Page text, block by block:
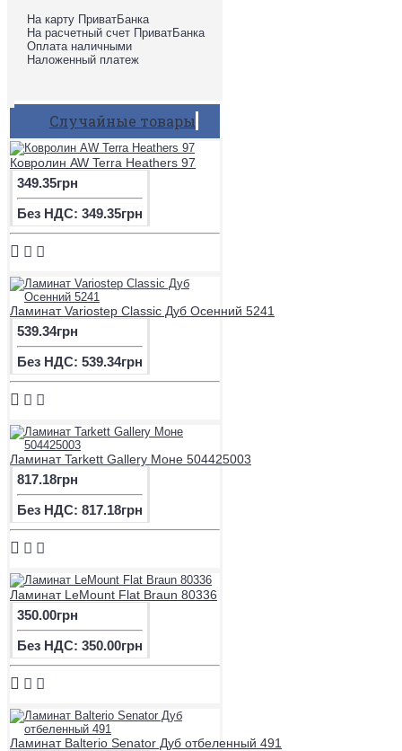
На карту ПриватБанка
На расчетный счет ПриватБанка
Оплата наличными
Наложенный платеж
Случайные товары
Ковролин AW Terra Heathers 97
349.35грн
Без НДС: 349.35грн
Ламинат Variostep Classic Дуб Осенний 5241
539.34грн
Без НДС: 539.34грн
Ламинат Tarkett Gallery Моне 504425003
817.18грн
Без НДС: 817.18грн
Ламинат LeMount Flat Braun 80336
350.00грн
Без НДС: 350.00грн
Ламинат Balterio Senator Дуб отбеленный 491